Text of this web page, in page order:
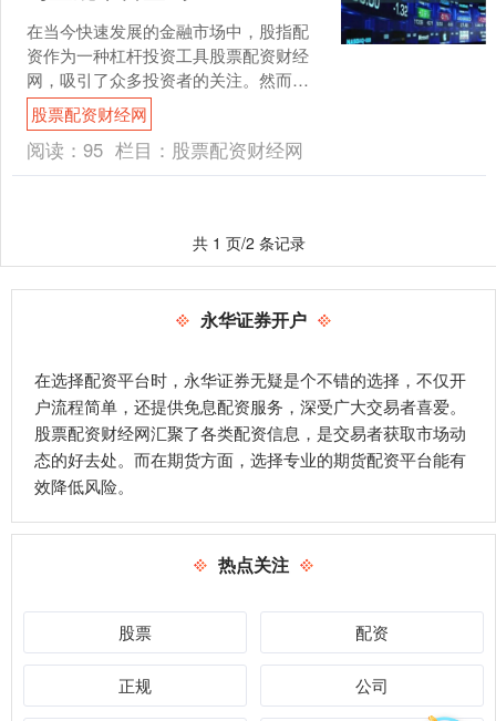
在当今快速发展的金融市场中，股指配
资作为一种杠杆投资工具股票配资财经
网，吸引了众多投资者的关注。然而，
面对上海市场上众多的配资公司，如何
选择正规可靠的平台成为投....
股票配资财经网
阅读： 95 栏目： 股票配资财经网
共 1 页/2 条记录
永华证券开户
在选择配资平台时，永华证券无疑是个不错的选择，不仅开
户流程简单，还提供免息配资服务，深受广大交易者喜爱。
股票配资财经网汇聚了各类配资信息，是交易者获取市场动
态的好去处。而在期货方面，选择专业的期货配资平台能有
效降低风险。
热点关注
股票 配资
正规 公司